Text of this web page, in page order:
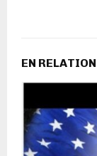
EN RELATION